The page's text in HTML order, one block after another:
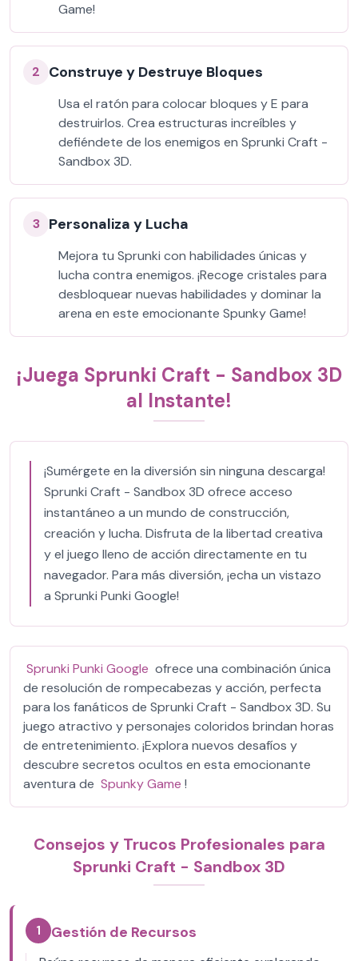
Game!
2 Construye y Destruye Bloques
Usa el ratón para colocar bloques y E para
destruirlos. Crea estructuras increíbles y
defiéndete de los enemigos en Sprunki Craft -
Sandbox 3D.
3 Personaliza y Lucha
Mejora tu Sprunki con habilidades únicas y
lucha contra enemigos. ¡Recoge cristales para
desbloquear nuevas habilidades y dominar la
arena en este emocionante Spunky Game!
¡Juega Sprunki Craft - Sandbox 3D
al Instante!
¡Sumérgete en la diversión sin ninguna descarga!
Sprunki Craft - Sandbox 3D ofrece acceso
instantáneo a un mundo de construcción,
creación y lucha. Disfruta de la libertad creativa
y el juego lleno de acción directamente en tu
navegador. Para más diversión, ¡echa un vistazo
a Sprunki Punki Google!
Sprunki Punki Google ofrece una combinación única
de resolución de rompecabezas y acción, perfecta
para los fanáticos de Sprunki Craft - Sandbox 3D. Su
juego atractivo y personajes coloridos brindan horas
de entretenimiento. ¡Explora nuevos desafíos y
descubre secretos ocultos en esta emocionante
aventura de Spunky Game !
Consejos y Trucos Profesionales para
Sprunki Craft - Sandbox 3D
1 Gestión de Recursos